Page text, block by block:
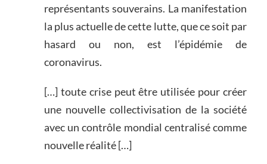
représentants souverains. La manifestation
la plus actuelle de cette lutte, que ce soit par
hasard ou non, est l’épidémie de
coronavirus.
[…] toute crise peut être utilisée pour créer
une nouvelle collectivisation de la société
avec un contrôle mondial centralisé comme
nouvelle réalité […]